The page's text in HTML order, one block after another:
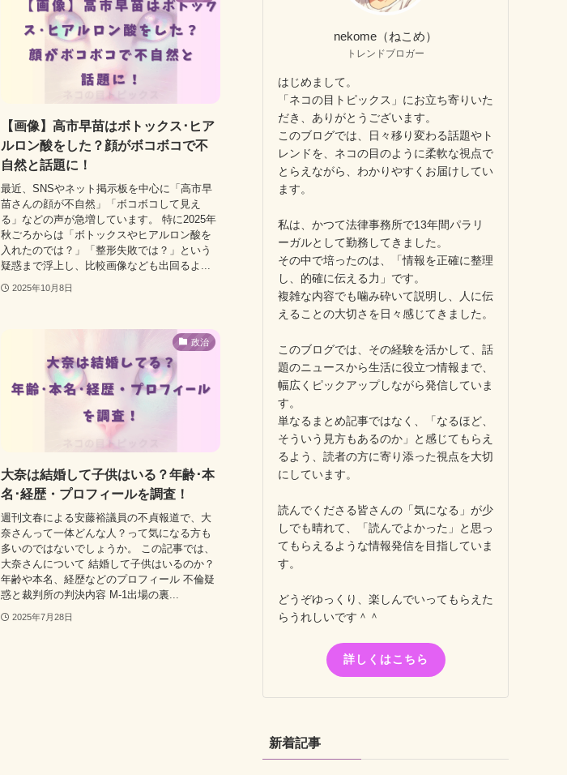
【画像】高市早苗はボトックス･ヒア
ルロン酸をした？顔がボコボコで不
自然と話題に！
最近、SNSやネット掲示板を中心に「高市早
苗さんの顔が不自然」「ボコボコして見え
る」などの声が急増しています。 特に2025年
秋ごろからは「ボトックスやヒアルロン酸を
入れたのでは？」「整形失敗では？」という
疑惑まで浮上し、比較画像なども出回るよ...
2025年10月8日
政治
大奈は結婚して子供はいる？年齢･本
名･経歴・プロフィールを調査！
週刊文春による安藤裕議員の不貞報道で、大
奈さんって一体どんな人？って気になる方も
多いのではないでしょうか。 この記事では、
大奈さんについて 結婚して子供はいるのか？
年齢や本名、経歴などのプロフィール 不倫疑
惑と裁判所の判決内容 M-1出場の裏...
2025年7月28日
nekome（ねこめ）
トレンドブロガー
はじめまして。
「ネコの目トピックス」にお立ち寄りいた
だき、ありがとうございます。
このブログでは、日々移り変わる話題やト
レンドを、ネコの目のように柔軟な視点で
とらえながら、わかりやすくお届けしてい
ます。
私は、かつて法律事務所で13年間パラリ
ーガルとして勤務してきました。
その中で培ったのは、「情報を正確に整理
し、的確に伝える力」です。
複雑な内容でも噛み砕いて説明し、人に伝
えることの大切さを日々感じてきました。
このブログでは、その経験を活かして、話
題のニュースから生活に役立つ情報まで、
幅広くピックアップしながら発信していま
す。
単なるまとめ記事ではなく、「なるほど、
そういう見方もあるのか」と感じてもらえ
るよう、読者の方に寄り添った視点を大切
にしています。
読んでくださる皆さんの「気になる」が少
しでも晴れて、「読んでよかった」と思っ
てもらえるような情報発信を目指していま
す。
どうぞゆっくり、楽しんでいってもらえた
らうれしいです＾＾
詳しくはこちら
新着記事